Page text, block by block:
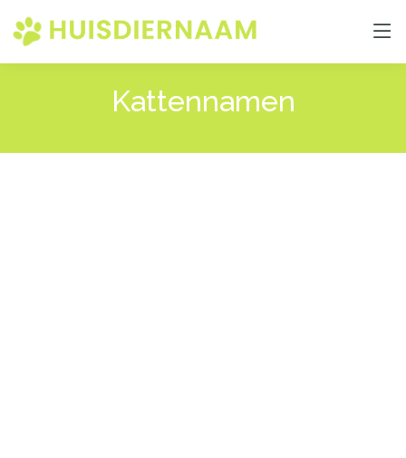
Kattennamen